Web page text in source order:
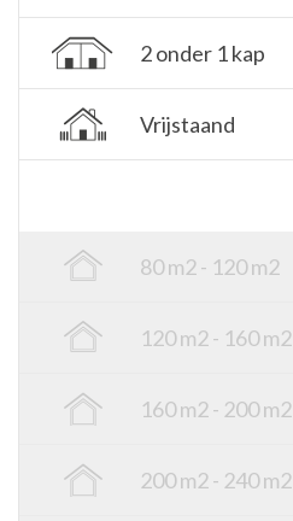
2 onder 1 kap
Vrijstaand
80 m2 - 120 m2
120 m2 - 160 m2
160 m2 - 200 m2
200 m2 - 240 m2